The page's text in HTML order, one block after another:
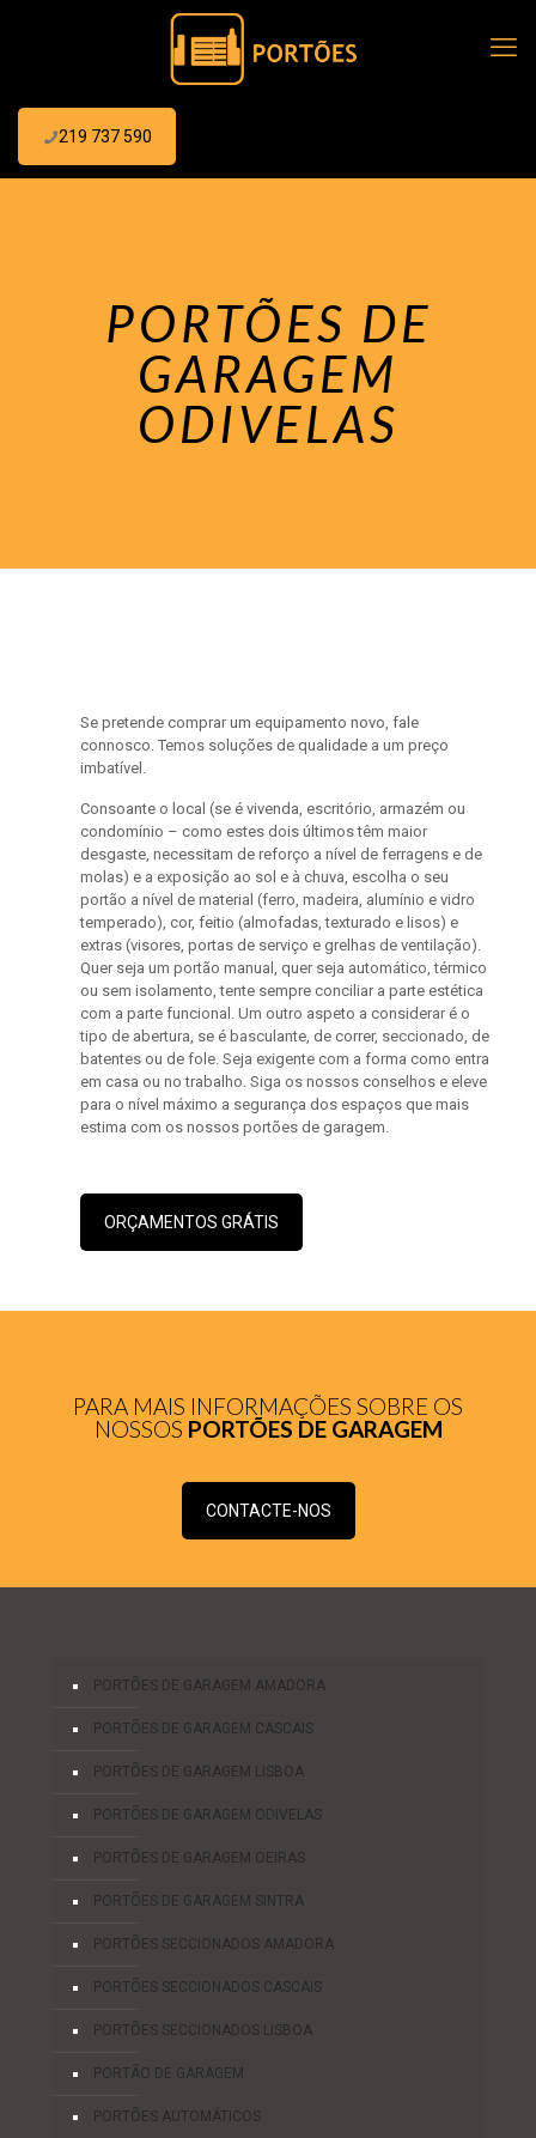
219 737 590
PORTÕES DE
GARAGEM
ODIVELAS
Se pretende comprar um equipamento novo, fale
connosco. Temos soluções de qualidade a um preço
imbatível.
Consoante o local (se é vivenda, escritório, armazém ou
condomínio – como estes dois últimos têm maior
desgaste, necessitam de reforço a nível de ferragens e de
molas) e a exposição ao sol e à chuva, escolha o seu
portão a nível de material (ferro, madeira, alumínio e vidro
temperado), cor, feitio (almofadas, texturado e lisos) e
extras (visores, portas de serviço e grelhas de ventilação).
Quer seja um portão manual, quer seja automático, térmico
ou sem isolamento, tente sempre conciliar a parte estética
com a parte funcional. Um outro aspeto a considerar é o
tipo de abertura, se é basculante, de correr, seccionado, de
batentes ou de fole. Seja exigente com a forma como entra
em casa ou no trabalho. Siga os nossos conselhos e eleve
para o nível máximo a segurança dos espaços que mais
estima com os nossos portões de garagem.
ORÇAMENTOS GRÁTIS
PARA MAIS INFORMAÇÕES SOBRE OS
NOSSOS PORTÕES DE GARAGEM
CONTACTE-NOS
PORTÕES DE GARAGEM AMADORA
PORTÕES DE GARAGEM CASCAIS
PORTÕES DE GARAGEM LISBOA
PORTÕES DE GARAGEM ODIVELAS
PORTÕES DE GARAGEM OEIRAS
PORTÕES DE GARAGEM SINTRA
PORTÕES SECCIONADOS AMADORA
PORTÕES SECCIONADOS CASCAIS
PORTÕES SECCIONADOS LISBOA
PORTÃO DE GARAGEM
PORTÕES AUTOMÁTICOS